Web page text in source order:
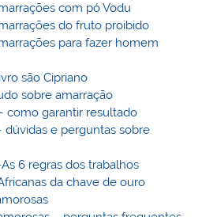
com pó Vodu
do fruto proibido
para fazer homem
são Cipriano
sobre amarração
como garantir resultado
dúvidas e perguntas sobre
6 regras dos trabalhos
da chave de ouro